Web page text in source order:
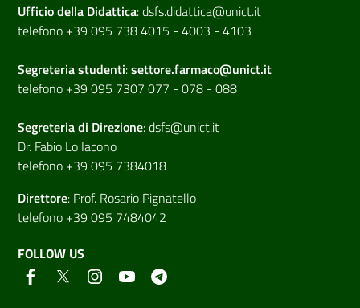
Ufficio della Didattica:dsfs.didattica@unict.it
telefono +39 095 738 4015 - 4003 - 4103
Segreteria studenti:settore.farmaco@unict.it
telefono +39 095 7307 077 - 078 - 088
Segreteria di Direzione:dsfs@unict.it
Dr. Fabio Lo Iacono
telefono +39 095 7384018
Direttore: Prof. Rosario Pignatello
telefono +39 095 7484042
FOLLOW US